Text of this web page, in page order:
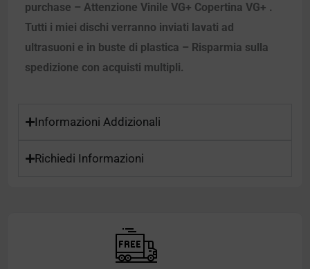
purchase – Attenzione Vinile VG+ Copertina VG+ .
Tutti i miei dischi verranno inviati lavati ad
ultrasuoni e in buste di plastica – Risparmia sulla
spedizione con acquisti multipli.
Informazioni Addizionali
Richiedi Informazioni